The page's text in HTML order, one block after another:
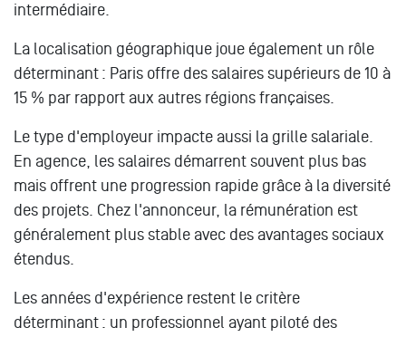
intermédiaire.
La localisation géographique joue également un rôle
déterminant : Paris offre des salaires supérieurs de 10 à
15 % par rapport aux autres régions françaises.
Le type d'employeur impacte aussi la grille salariale.
En agence, les salaires démarrent souvent plus bas
mais offrent une progression rapide grâce à la diversité
des projets. Chez l'annonceur, la rémunération est
généralement plus stable avec des avantages sociaux
étendus.
Les années d'expérience restent le critère
déterminant : un professionnel ayant piloté des